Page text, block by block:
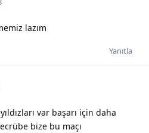
lazım
Yanıtla
var başarı için daha
bize bu maçı